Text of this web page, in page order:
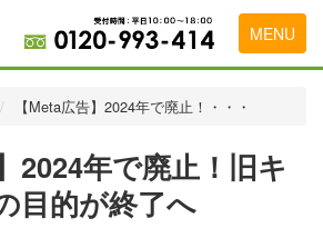
MENU
方
【Meta広告】2024年で廃止！・・・
2024年で廃止！旧キ
目的が終了へ